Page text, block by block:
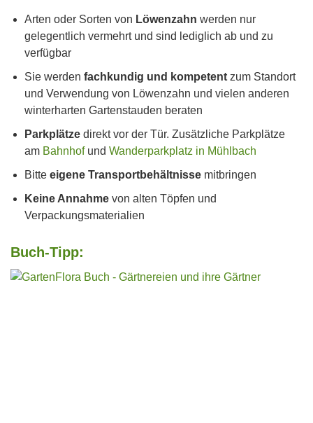
Arten oder Sorten von Löwenzahn werden nur
gelegentlich vermehrt und sind lediglich ab und zu
verfügbar
Sie werden fachkundig und kompetent zum Standort
und Verwendung von Löwenzahn und vielen anderen
winterharten Gartenstauden beraten
Parkplätze direkt vor der Tür. Zusätzliche Parkplätze
am Bahnhofund Wanderparkplatz in Mühlbach
Bitte eigene Transportbehältnisse mitbringen
Keine Annahme von alten Töpfen und
Verpackungsmaterialien
Buch-Tipp: